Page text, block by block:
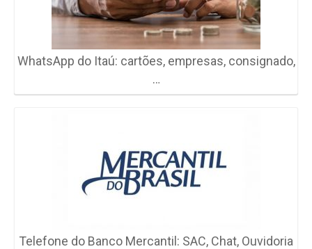
WhatsApp do Itaú: cartões, empresas, consignado,
…
Telefone do Banco Mercantil: SAC, Chat, Ouvidoria